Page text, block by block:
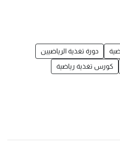
دورة تغذية الرياضيين
كورس تغذية رياضية